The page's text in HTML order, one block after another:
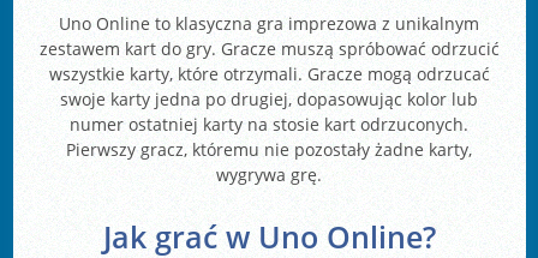
Uno Online to klasyczna gra imprezowa z unikalnym
zestawem kart do gry. Gracze muszą spróbować odrzucić
wszystkie karty, które otrzymali. Gracze mogą odrzucać
swoje karty jedna po drugiej, dopasowując kolor lub
numer ostatniej karty na stosie kart odrzuconych.
Pierwszy gracz, któremu nie pozostały żadne karty,
wygrywa grę.
Jak grać w Uno Online?